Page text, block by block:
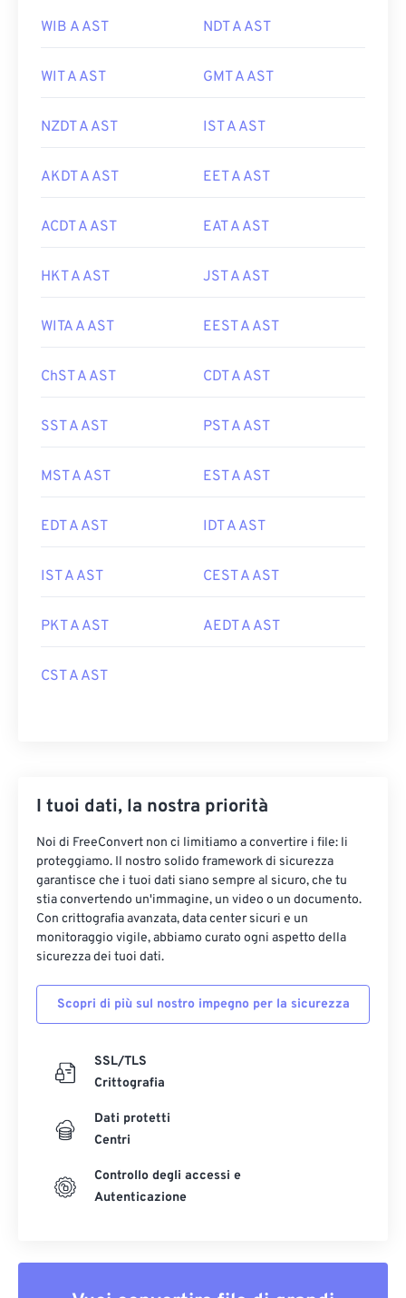
WIB A AST NDT A AST
WIT A AST GMT A AST
NZDT A AST IST A AST
AKDT A AST EET A AST
ACDT A AST EAT A AST
HKT A AST JST A AST
WITA A AST EEST A AST
ChST A AST CDT A AST
SST A AST PST A AST
MST A AST EST A AST
EDT A AST IDT A AST
IST A AST CEST A AST
PKT A AST AEDT A AST
CST A AST
I tuoi dati, la nostra priorità
Noi di FreeConvert non ci limitiamo a convertire i file: li
proteggiamo. Il nostro solido framework di sicurezza
garantisce che i tuoi dati siano sempre al sicuro, che tu
stia convertendo un'immagine, un video o un documento.
Con crittografia avanzata, data center sicuri e un
monitoraggio vigile, abbiamo curato ogni aspetto della
sicurezza dei tuoi dati.
Scopri di più sul nostro impegno per la sicurezza
SSL/TLS
Crittografia
Dati protetti
Centri
Controllo degli accessi e
Autenticazione